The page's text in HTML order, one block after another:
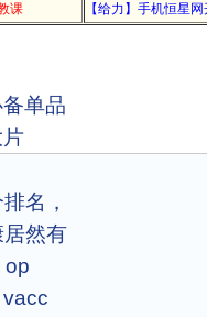
课 【给力】手机恒星
单品
名，
然有
op